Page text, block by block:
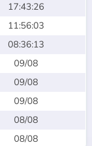
17:43:26
11:56:03
08:36:13
09/08
09/08
09/08
08/08
08/08